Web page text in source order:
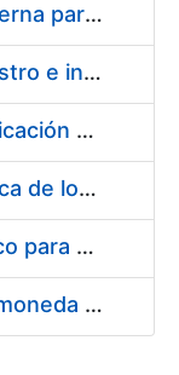
Servicios de una empresa externa para el asesoramiento y resolución de los recursos de alzada que se presentan relacionados con procesos de selección para la FNMT-RCM
Acuerdo marco para el suministro e instalación de persianas, estores y otros complementos
Servicio de Calibración y Verificación Externa de los Equipos de Medición del Servicio de Prevención de la FNMT-RCM
Conexión mediante Fibra Óptica de los Centros de Proceso de Datos (CPDs) de las sedes de la FNMT-RCM de Burgos y Madrid
Contratación de acuerdo marco para el Suministro de Material de Electricidad para la Fábrica Nacional de Moneda y Timbre-Real Casa de la Moneda en su centro de trabajo de Burgos
Suministro de estuches para moneda de 30 €